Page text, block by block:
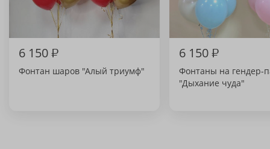
6 150₽
Фонтан шаров "Алый триумф"
6 150₽
Фонтаны на гендер-
"Дыхание чуда"